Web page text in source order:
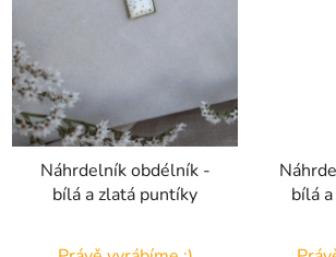
Náhrdelník obdélník -
bílá a zlatá puntíky
bílá